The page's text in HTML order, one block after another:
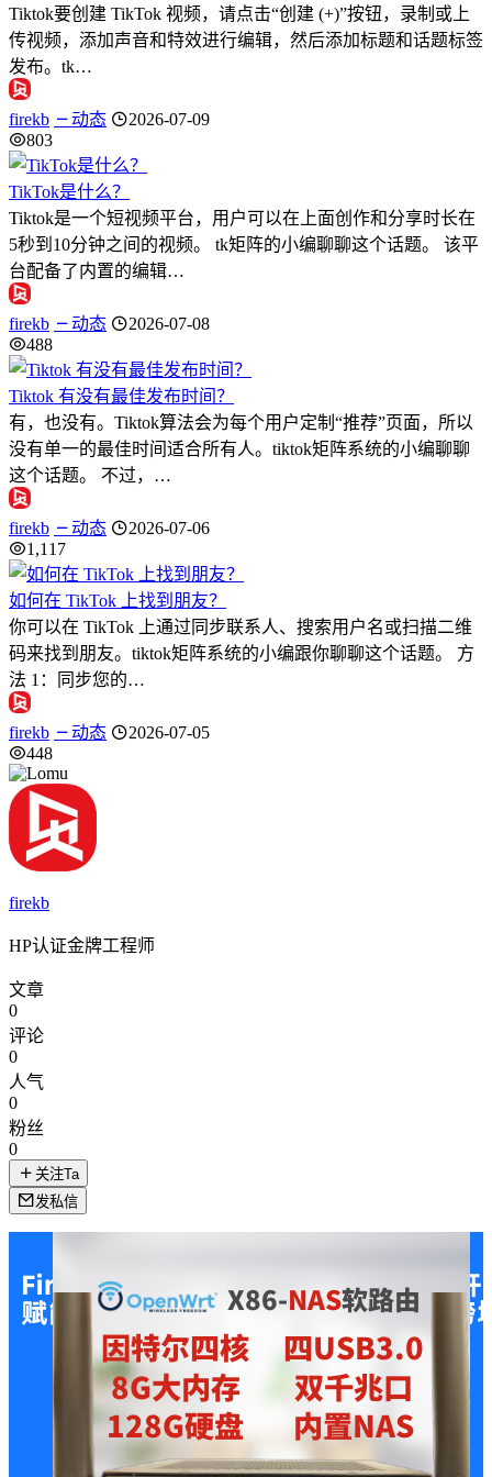
Tiktok要创建 TikTok 视频，请点击“创建 (+)”按钮，录制或上
传视频，添加声音和特效进行编辑，然后添加标题和话题标签
发布。tk…
firekb 动态
2026-07-09
803
TikTok是什么？
Tiktok是一个短视频平台，用户可以在上面创作和分享时长在
5秒到10分钟之间的视频。 tk矩阵的小编聊聊这个话题。 该平
台配备了内置的编辑…
firekb 动态
2026-07-08
488
Tiktok 有没有最佳发布时间？
有，也没有。Tiktok算法会为每个用户定制“推荐”页面，所以
没有单一的最佳时间适合所有人。tiktok矩阵系统的小编聊聊
这个话题。 不过，…
firekb 动态
2026-07-06
1,117
如何在 TikTok 上找到朋友？
你可以在 TikTok 上通过同步联系人、搜索用户名或扫描二维
码来找到朋友。tiktok矩阵系统的小编跟你聊聊这个话题。 方
法 1：同步您的…
firekb 动态
2026-07-05
448
firekb
HP认证金牌工程师
文章
0
评论
0
人气
0
粉丝
0
关注Ta
发私信